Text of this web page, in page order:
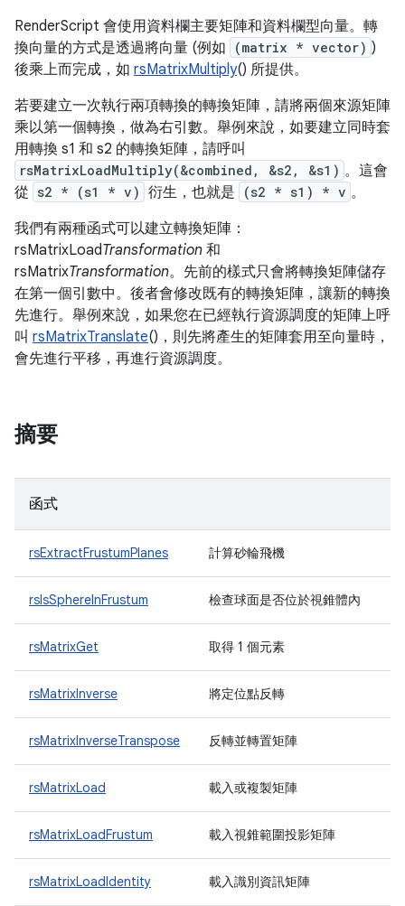
RenderScript 會使用資料欄主要矩陣和資料欄型向量。轉
換向量的方式是透過將向量 (例如
(matrix * vector) )
後乘上而完成，如 rsMatrixMultiply() 所提供。
若要建立一次執行兩項轉換的轉換矩陣，請將兩個來源矩陣
乘以第一個轉換，做為右引數。舉例來說，如要建立同時套
用轉換 s1 和 s2 的轉換矩陣，請呼叫
rsMatrixLoadMultiply(&combined, &s2, &s1) 。這會
從 s2 * (s1 * v) 衍生，也就是 (s2 * s1) * v 。
我們有兩種函式可以建立轉換矩陣：
rsMatrixLoadTransformation 和
rsMatrixTransformation。先前的樣式只會將轉換矩陣儲存
在第一個引數中。後者會修改既有的轉換矩陣，讓新的轉換
先進行。舉例來說，如果您在已經執行資源調度的矩陣上呼
叫 rsMatrixTranslate()，則先將產生的矩陣套用至向量時，
會先進行平移，再進行資源調度。
摘要
函式
rsExtractFrustumPlanes 計算砂輪飛機
rsIsSphereInFrustum 檢查球面是否位於視錐體內
rsMatrixGet 取得 1 個元素
rsMatrixInverse 將定位點反轉
rsMatrixInverseTranspose 反轉並轉置矩陣
rsMatrixLoad 載入或複製矩陣
rsMatrixLoadFrustum 載入視錐範圍投影矩陣
rsMatrixLoadIdentity 載入識別資訊矩陣